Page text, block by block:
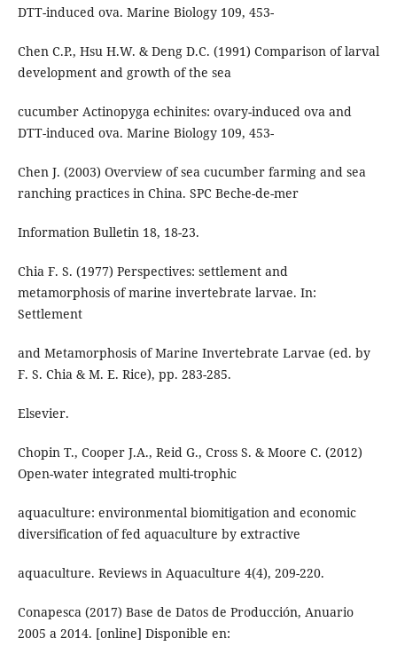
DTT-induced ova. Marine Biology 109, 453-
Chen C.P., Hsu H.W. & Deng D.C. (1991) Comparison of larval
development and growth of the sea
cucumber Actinopyga echinites: ovary-induced ova and
DTT-induced ova. Marine Biology 109, 453-
Chen J. (2003) Overview of sea cucumber farming and sea
ranching practices in China. SPC Beche-de-mer
Information Bulletin 18, 18-23.
Chia F. S. (1977) Perspectives: settlement and
metamorphosis of marine invertebrate larvae. In:
Settlement
and Metamorphosis of Marine Invertebrate Larvae (ed. by
F. S. Chia & M. E. Rice), pp. 283-285.
Elsevier.
Chopin T., Cooper J.A., Reid G., Cross S. & Moore C. (2012)
Open-water integrated multi-trophic
aquaculture: environmental biomitigation and economic
diversification of fed aquaculture by extractive
aquaculture. Reviews in Aquaculture 4(4), 209-220.
Conapesca (2017) Base de Datos de Producción, Anuario
2005 a 2014. [online] Disponible en: